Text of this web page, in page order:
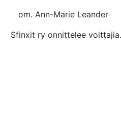
om. Ann-Marie Leander
Sfinxit ry onnittelee